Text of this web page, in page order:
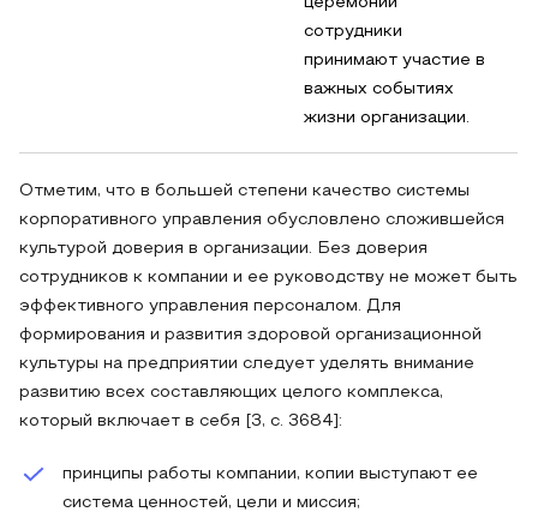
сотрудники
принимают участие в
важных событиях
жизни организации.
Отметим, что в большей степени качество системы
корпоративного управления обусловлено сложившейся
культурой доверия в организации. Без доверия
сотрудников к компании и ее руководству не может быть
эффективного управления персоналом. Для
формирования и развития здоровой организационной
культуры на предприятии следует уделять внимание
развитию всех составляющих целого комплекса,
который включает в себя [3, с. 3684]:
принципы работы компании, копии выступают ее
система ценностей, цели и миссия;